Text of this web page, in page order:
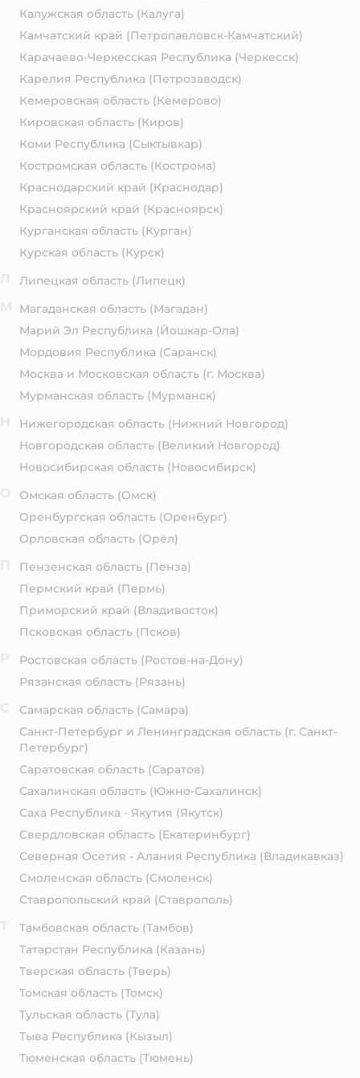
Калужская область (Калуга)
Камчатский край (Петропавловск-Камчатский)
Карачаево-Черкесская Республика (Черкесск)
Карелия Республика (Петрозаводск)
Кемеровская область (Кемерово)
Кировская область (Киров)
Коми Республика (Сыктывкар)
Костромская область (Кострома)
Краснодарский край (Краснодар)
Красноярский край (Красноярск)
Курганская область (Курган)
Курская область (Курск)
Липецкая область (Липецк)
Магаданская область (Магадан)
Марий Эл Республика (Йошкар-Ола)
Мордовия Республика (Саранск)
Москва и Московская область (г. Москва)
Мурманская область (Мурманск)
Нижегородская область (Нижний Новгород)
Новгородская область (Великий Новгород)
Новосибирская область (Новосибирск)
Омская область (Омск)
Оренбургская область (Оренбург)
Орловская область (Орёл)
Пензенская область (Пенза)
Пермский край (Пермь)
Приморский край (Владивосток)
Псковская область (Псков)
Ростовская область (Ростов-на-Дону)
Рязанская область (Рязань)
Самарская область (Самара)
Санкт-Петербург и Ленинградская область (г. Санкт-
Петербург)
Саратовская область (Саратов)
Сахалинская область (Южно-Сахалинск)
Саха Республика - Якутия (Якутск)
Свердловская область (Екатеринбург)
Северная Осетия - Алания Республика (Владикавказ)
Смоленская область (Смоленск)
Ставропольский край (Ставрополь)
Тамбовская область (Тамбов)
Татарстан Республика (Казань)
Тверская область (Тверь)
Томская область (Томск)
Тульская область (Тула)
Тыва Республика (Кызыл)
Тюменская область (Тюмень)